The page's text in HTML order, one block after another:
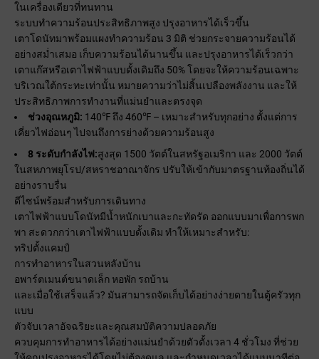
ในเครื่องเดียวที่ทนทาน
ระบบทำความร้อนประสิทธิภาพสูง ปรุงอาหารได้เร็วขึ้น
เตาโดนัทมาพร้อมแผงทำความร้อน 3 มิติ ช่วยกระจายความร้อนได้
อย่างสม่ำเสมอ เก็บความร้อนได้นานขึ้น และปรุงอาหารได้เร็วกว่า
เตาแก๊สหรือเตาไฟฟ้าแบบดั้งเดิมถึง 50% โดยจะให้ความร้อนเฉพาะ
บริเวณใต้กระทะเท่านั้น หมายความว่าไม่สิ้นเปลืองพลังงาน และให้
ประสิทธิภาพการทำงานที่แม่นยำและตรงจุด
ช่วงอุณหภูมิ: 140℉ ถึง 460℉ – เหมาะสำหรับทุกอย่าง ตั้งแต่การ
เคี่ยวไฟอ่อนๆ ไปจนถึงการย่างด้วยความร้อนสูง
8 ระดับกำลังไฟ:สูงสุด 1500 วัตต์ในสหรัฐอเมริกา และ 2000 วัตต์
ในสหภาพยุโรป/สหราชอาณาจักร ปรับให้เข้ากับมาตรฐานท้องถิ่นได้
อย่างราบรื่น
ดีไซน์พร้อมสำหรับการเดินทาง
เตาไฟฟ้าแบบโดนัทมีน้ำหนักเบาและกะทัดรัด ออกแบบมาเพื่อการพก
พา สะดวกกว่าเตาไฟฟ้าแบบดั้งเดิม ทำให้เหมาะสำหรับ:
ทริปตั้งแคมป์
การทำอาหารในสวนหลังบ้าน
อพาร์ตเมนต์ขนาดเล็ก หอพัก รถบ้าน
และเมื่อใช้เสร็จแล้ว? มันสามารถจัดเก็บได้อย่างง่ายดายในตู้ครัวทุก
แบบ
ตัวจับเวลาอัจฉริยะและคุณสมบัติความปลอดภัย
ควบคุมการทำอาหารได้อย่างแม่นยำด้วยตัวตั้งเวลา 4 ชั่วโมง ที่ช่วย